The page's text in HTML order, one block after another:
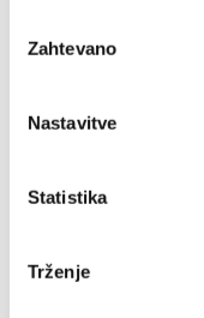
soglasja
Zahtevano
Nastavitve
Statistika
Trženje
konferenca